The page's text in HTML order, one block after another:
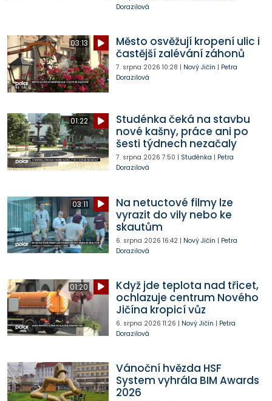
Dorazilová
03:13
Město osvěžují kropení ulic i
častější zalévání záhonů
7. srpna 2026 10:28 | Nový Jičín | Petra
Dorazilová
01:22
Studénka čeká na stavbu
nové kašny, práce ani po
šesti týdnech nezačaly
7. srpna 2026 7:50 | Studénka | Petra
Dorazilová
03:11
Na netuctové filmy lze
vyrazit do vily nebo ke
skautům
6. srpna 2026 16:42| Nový Jičín | Petra
Dorazilová
01:20
Když jde teplota nad třicet,
ochlazuje centrum Nového
Jičína kropicí vůz
6. srpna 2026 11:26 | Nový Jičín | Petra
Dorazilová
Vánoční hvězda HSF
System vyhrála BIM Awards
2026